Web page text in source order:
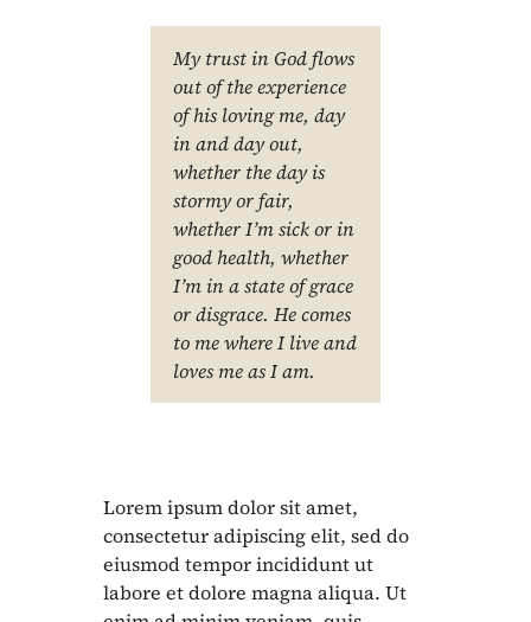
My trust in God flows
out of the experience
of his loving me, day
in and day out,
whether the day is
stormy or fair,
whether I’m sick or in
good health, whether
I’m in a state of grace
or disgrace. He comes
to me where I live and
loves me as I am.
Lorem ipsum dolor sit amet,
consectetur adipiscing elit, sed do
eiusmod tempor incididunt ut
labore et dolore magna aliqua. Ut